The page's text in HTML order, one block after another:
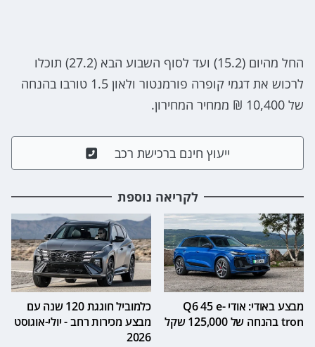
החל מהיום (15.2) ועד לסוף השבוע הבא (27.2) תוכלו
לרכוש את דגמי קופרה פורמנטור ולאון 1.5 טורבו בהנחה
של 10,400 ₪ ממחיר המחירון.
ייעוץ חינם ברכישת רכב
לקריאה נוספת
מבצע באודי: אודי Q6 45 e-
tron בהנחה של 125,000 שקל
כלמוביל חוגגת 120 שנה עם
מבצע מכירות רחב - יולי-אוגוסט
2026